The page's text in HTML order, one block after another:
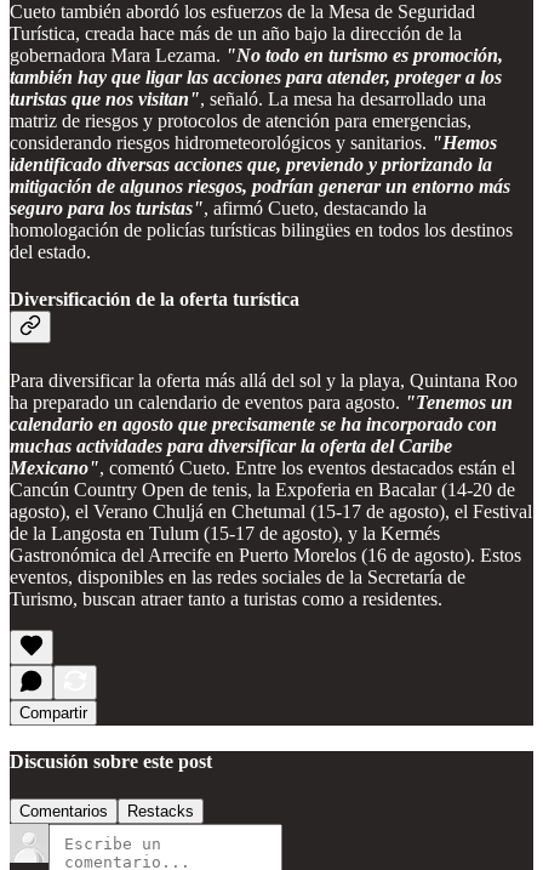
Cueto también abordó los esfuerzos de la Mesa de Seguridad
Turística, creada hace más de un año bajo la dirección de la
gobernadora Mara Lezama. "No todo en turismo es promoción,
también hay que ligar las acciones para atender, proteger a los
turistas que nos visitan", señaló. La mesa ha desarrollado una
matriz de riesgos y protocolos de atención para emergencias,
considerando riesgos hidrometeorológicos y sanitarios. "Hemos
identificado diversas acciones que, previendo y priorizando la
mitigación de algunos riesgos, podrían generar un entorno más
seguro para los turistas", afirmó Cueto, destacando la
homologación de policías turísticas bilingües en todos los destinos
del estado.
Diversificación de la oferta turística
Para diversificar la oferta más allá del sol y la playa, Quintana Roo
ha preparado un calendario de eventos para agosto. "Tenemos un
calendario en agosto que precisamente se ha incorporado con
muchas actividades para diversificar la oferta del Caribe
Mexicano", comentó Cueto. Entre los eventos destacados están el
Cancún Country Open de tenis, la Expoferia en Bacalar (14-20 de
agosto), el Verano Chuljá en Chetumal (15-17 de agosto), el Festival
de la Langosta en Tulum (15-17 de agosto), y la Kermés
Gastronómica del Arrecife en Puerto Morelos (16 de agosto). Estos
eventos, disponibles en las redes sociales de la Secretaría de
Turismo, buscan atraer tanto a turistas como a residentes.
Compartir
Discusión sobre este post
Comentarios Restacks